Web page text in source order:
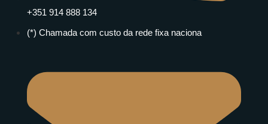
+351 914 888 134
(*) Chamada com custo da rede fixa naciona